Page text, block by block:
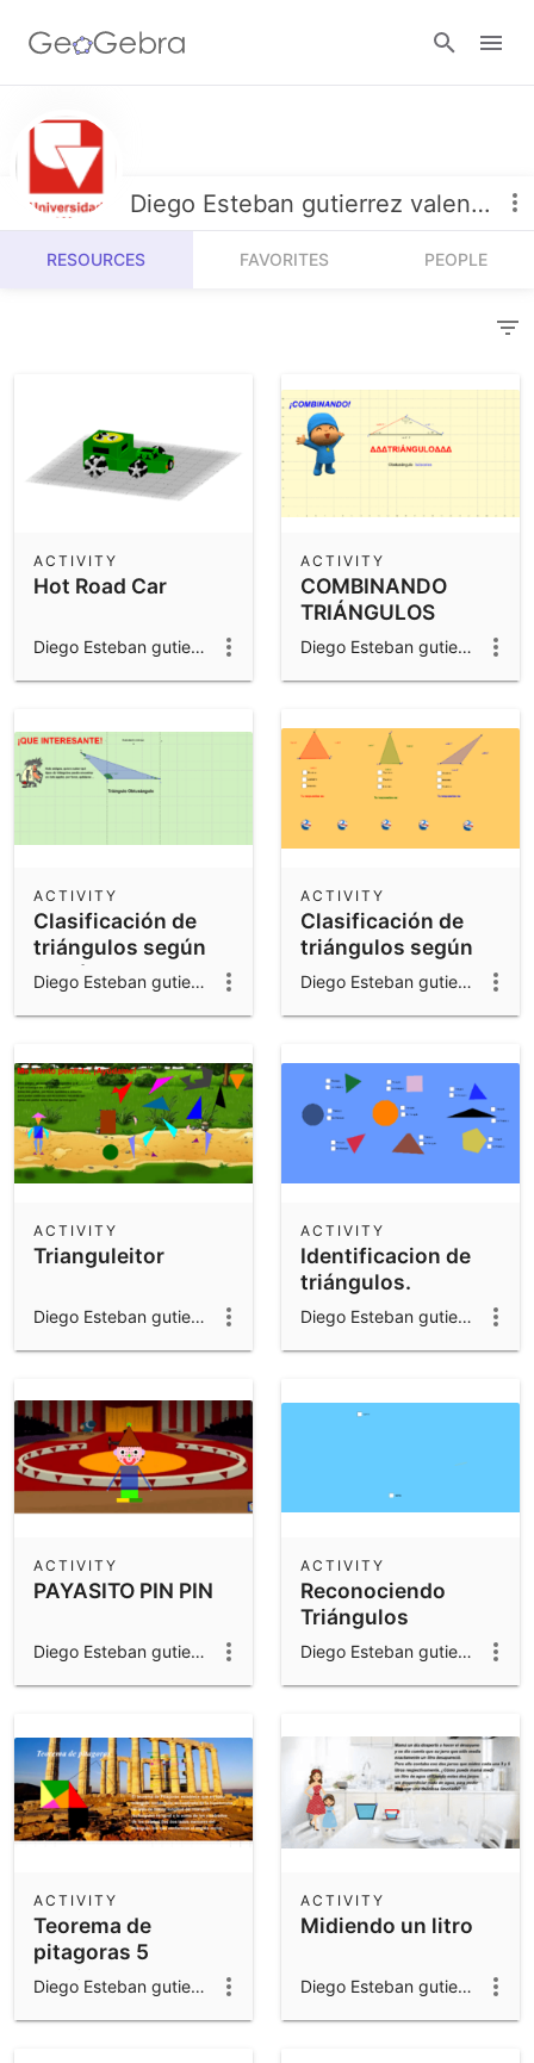
Resources
Number Sense
Algebra
Operations
Probability and Statistics
Community Resources
Calculators
3D Calculator
App Downloads
Diego Esteban gutierrez valencia
RESOURCES FAVORITES PEOPLE
Hot Road Car
ACTIVITY
Diego Esteban gutierrez valencia
COMBINANDO
TRIÁNGULOS
ACTIVITY
Diego Esteban gutierrez valencia
Clasificación de
triángulos según
sus ángulos.
ACTIVITY
Diego Esteban gutierrez valencia
Clasificación de
triángulos según
sus lados.
ACTIVITY
Diego Esteban gutierrez valencia
Trianguleitor
ACTIVITY
Diego Esteban gutierrez valencia
Identificacion de
triángulos.
ACTIVITY
Diego Esteban gutierrez valencia
PAYASITO PIN PIN
ACTIVITY
Diego Esteban gutierrez valencia
Reconociendo
Triángulos
ACTIVITY
Diego Esteban gutierrez valencia
Teorema de
pitagoras 5
deslizadores
ACTIVITY
Diego Esteban gutierrez valencia
Midiendo un litro
ACTIVITY
Diego Esteban gutierrez valencia